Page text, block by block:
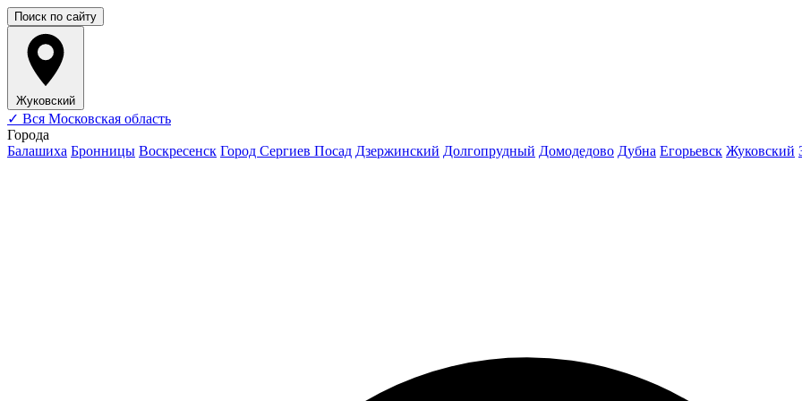
Поиск по сайту
Жуковский
✓ Вся Московская область
Города
Балашиха Бронницы Воскресенск Город Сергиев Посад Дзержинский Долгопрудный Домодедово Дубна Егорьевск Жуковский